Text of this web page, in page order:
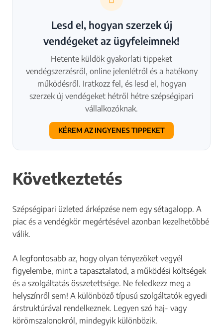
Lesd el, hogyan szerzek új
vendégeket az ügyfeleimnek!
Hetente küldök gyakorlati tippeket
vendégszerzésről, online jelenlétről és a hatékony
működésről. Iratkozz fel, és lesd el, hogyan
szerzek új vendégeket hétről hétre szépségipari
vállalkozóknak.
KÉREM AZ INGYENES TIPPEKET
Következtetés
Szépségipari üzleted árképzése nem egy sétagalopp. A
piac és a vendégkör megértésével azonban kezelhetőbbé
válik.
A legfontosabb az, hogy olyan tényezőket vegyél
figyelembe, mint a tapasztalatod, a működési költségek
és a szolgáltatás összetettsége. Ne feledkezz meg a
helyszínről sem! A különböző típusú szolgáltatók egyedi
árstruktúrával rendelkeznek. Legyen szó haj- vagy
körömszalonokról, mindegyik különbözik.